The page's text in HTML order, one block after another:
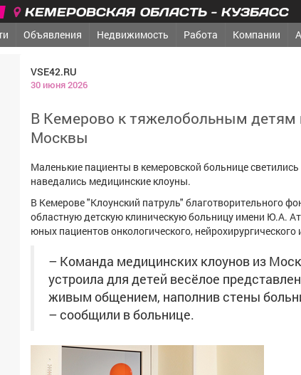
КЕМЕРОВСКАЯ ОБЛАСТЬ - КУЗБАСС
Объявления Недвижимость Работа Компании
VSE42.RU
30 июня 2026
В Кемерово к тяжелобольным детям
Москвы
Маленькие пациенты в кемеровской больнице светились
наведались медицинские клоуны.
В Кемерове "Клоунский патруль" благотворительного
областную детскую клиническую больницу имени Ю.А.
юных пациентов онкологического,
– Команда медицинских клоунов из
устроила для детей весёлое
живым общением, наполнив стены
– сообщили в больнице.